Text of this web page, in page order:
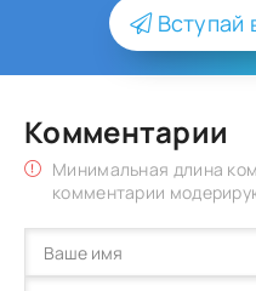
Вступай
Комментарии
Минимальная длина
комментарии